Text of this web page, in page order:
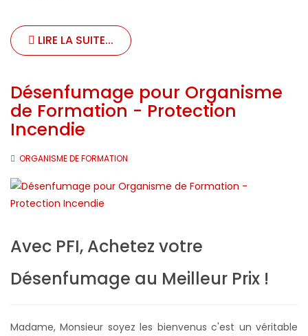
LIRE LA SUITE...
Désenfumage pour Organisme
de Formation - Protection
Incendie
ORGANISME DE FORMATION
Avec PFI, Achetez votre
Désenfumage au Meilleur Prix !
Madame, Monsieur soyez les bienvenus c'est un véritable